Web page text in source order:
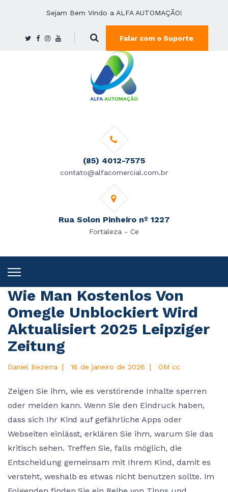
Sejam Bem Vindo a ALFA AUTOMAÇÃO!
Falar com o Suporte
(85) 4012-7575
contato@alfacomercial.com.br
Rua Solon Pinheiro nº 1227
Fortaleza - Ce
Wie Man Kostenlos Von
Omegle Unblockiert Wird
Aktualisiert 2025 Leipziger
Zeitung
Daniel Bezerra | 16 de janeiro de 2026 | OM cc
Zeigen Sie ihm, wie es verstörende Inhalte sperren
oder melden kann. Wenn Sie den Eindruck haben,
dass sich Ihr Kind auf gefährliche Apps oder
Webseiten einlässt, erklären Sie ihm, warum Sie das
kritisch sehen. Treffen Sie, falls möglich, die
Entscheidung gemeinsam mit Ihrem Kind, damit es
versteht, weshalb es etwas nicht benutzen sollte. Im